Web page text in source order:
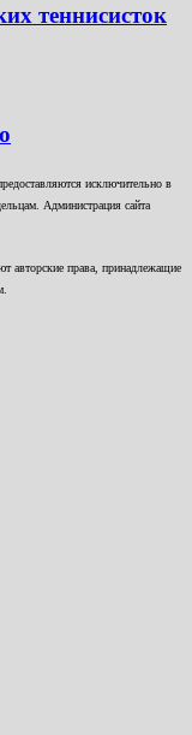
теннисисток
исключительно в
Администрация сайта
авторские права, принадлежащие